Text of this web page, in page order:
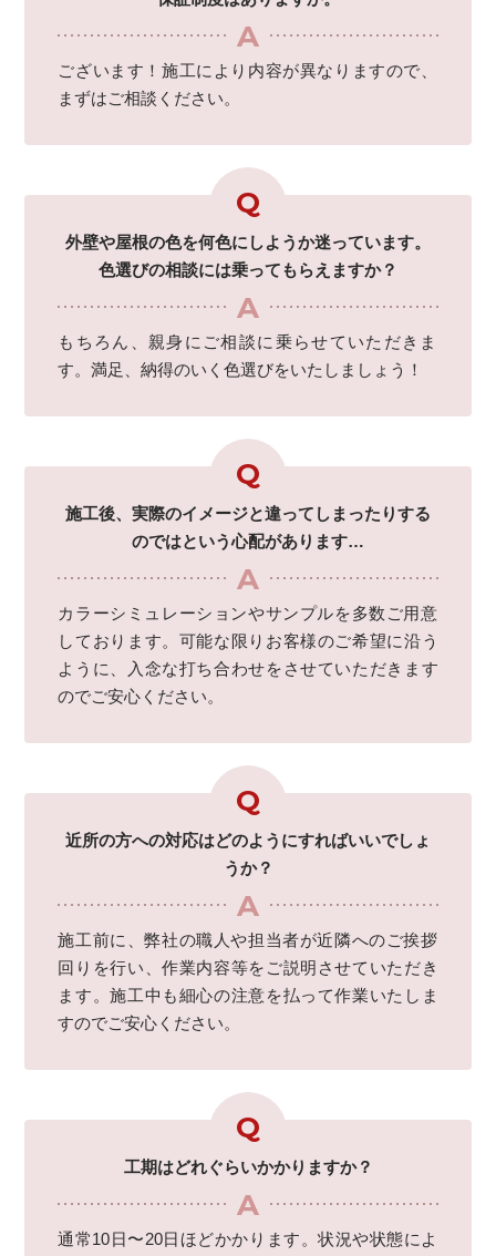
ございます！施工により内容が異なりますので、
まずはご相談ください。
外壁や屋根の色を何色にしようか迷っています。
色選びの相談には乗ってもらえますか？
もちろん、親身にご相談に乗らせていただきま
す。満足、納得のいく色選びをいたしましょう！
施工後、実際のイメージと違ってしまったりする
のではという心配があります…
カラーシミュレーションやサンプルを多数ご用意
しております。可能な限りお客様のご希望に沿う
ように、入念な打ち合わせをさせていただきます
のでご安心ください。
近所の方への対応はどのようにすればいいでしょ
うか？
施工前に、弊社の職人や担当者が近隣へのご挨拶
回りを行い、作業内容等をご説明させていただき
ます。施工中も細心の注意を払って作業いたしま
すのでご安心ください。
工期はどれぐらいかかりますか？
通常10日〜20日ほどかかります。状況や状態によ